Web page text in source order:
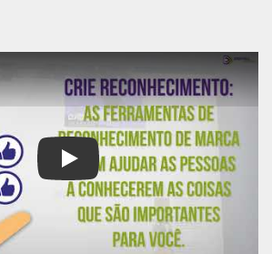
Agência Campanhas Google